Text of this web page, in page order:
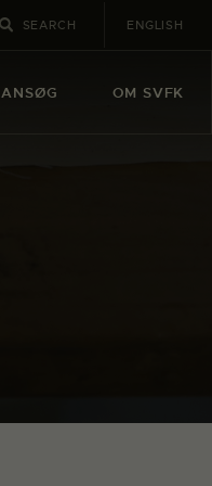
ENGLISH
ANSØG OM SVFK